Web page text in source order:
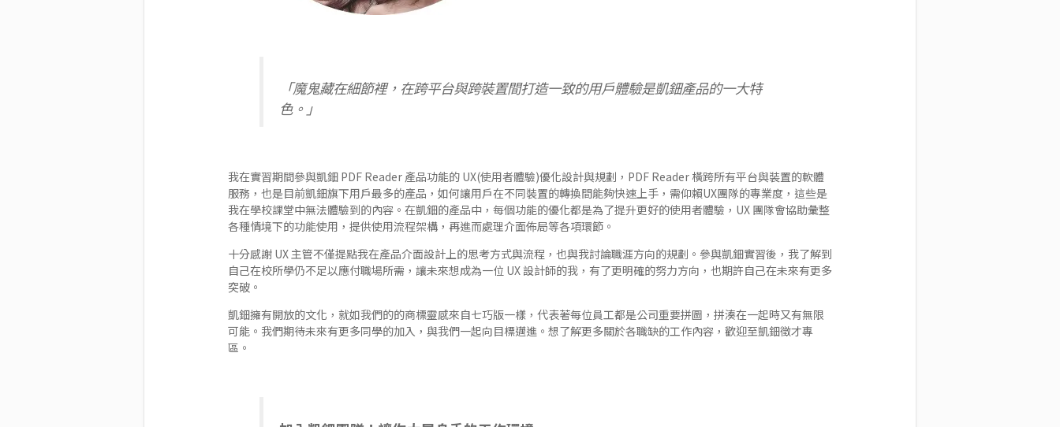
「魔鬼藏在細節裡，在跨平台與跨裝置間打造一致的用戶體驗是凱鈿產品的一大特
色。」
我在實習期間參與凱鈿 PDF Reader產品功能的 UX(使用者體驗)優化設計與規劃，PDF Reader 橫跨所有平台與裝置的軟體
服務，也是目前凱鈿旗下用戶最多的產品，如何讓用戶在不同裝置的轉換間能夠快速上手，需仰賴UX團隊的專業度，這些是
我在學校課堂中無法體驗到的內容。在凱鈿的產品中，每個功能的優化都是為了提升更好的使用者體驗，UX 團隊會協助彙整
各種情境下的功能使用，提供使用流程架構，再進而處理介面佈局等各項環節。
十分感謝 UX 主管不僅提點我在產品介面設計上的思考方式與流程，也與我討論職涯方向的規劃。參與凱鈿實習後，我了解到
自己在校所學仍不足以應付職場所需，讓未來想成為一位 UX 設計師的我，有了更明確的努力方向，也期許自己在未來有更多
突破。
凱鈿擁有開放的文化，就如我們的的商標靈感來自七巧版一樣，代表著每位員工都是公司重要拼圖，拼湊在一起時又有無限
可能。我們期待未來有更多同學的加入，與我們一起向目標邁進。想了解更多關於各職缺的工作內容，歡迎至凱鈿徵才專
區 。